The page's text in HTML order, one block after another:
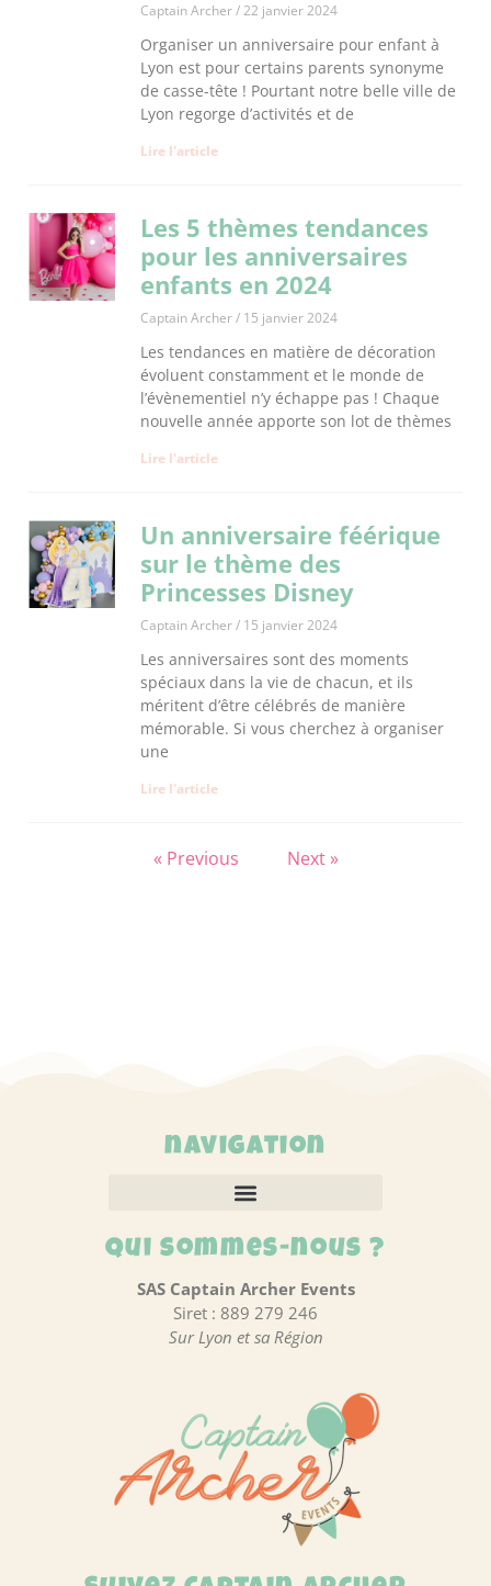
Captain Archer 22 janvier 2024
Organiser un anniversaire pour enfant à
Lyon est pour certains parents synonyme
de casse-tête ! Pourtant notre belle ville de
Lyon regorge d’activités et de
Lire l'article
Les 5 thèmes tendances
pour les anniversaires
enfants en 2024
Captain Archer 15 janvier 2024
Les tendances en matière de décoration
évoluent constamment et le monde de
l’évènementiel n’y échappe pas ! Chaque
nouvelle année apporte son lot de thèmes
Lire l'article
Un anniversaire féérique
sur le thème des
Princesses Disney
Captain Archer 15 janvier 2024
Les anniversaires sont des moments
spéciaux dans la vie de chacun, et ils
méritent d’être célébrés de manière
mémorable. Si vous cherchez à organiser
une
Lire l'article
« Previous Next »
navigation
Qui sommes-nous ?
SAS Captain Archer Events
Siret : 889 279 246
Sur Lyon et sa Région